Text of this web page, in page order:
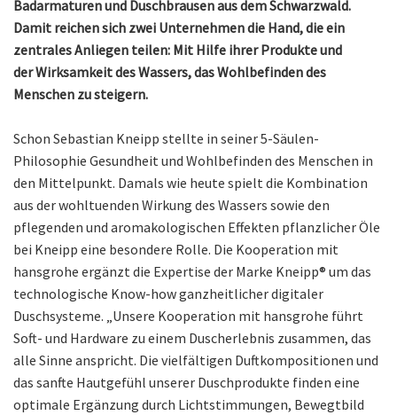
Badarmaturen und Duschbrausen aus dem Schwarzwald.
Damit reichen sich zwei Unternehmen die Hand, die ein
zentrales Anliegen teilen: Mit Hilfe ihrer Produkte und
der Wirksamkeit des Wassers, das Wohlbefinden des
Menschen zu steigern.
Schon Sebastian Kneipp stellte in seiner 5-Säulen-
Philosophie Gesundheit und Wohlbefinden des Menschen in
den Mittelpunkt. Damals wie heute spielt die Kombination
aus der wohltuenden Wirkung des Wassers sowie den
pflegenden und aromakologischen Effekten pflanzlicher Öle
bei Kneipp eine besondere Rolle. Die Kooperation mit
hansgrohe ergänzt die Expertise der Marke Kneipp® um das
technologische Know-how ganzheitlicher digitaler
Duschsysteme. „Unsere Kooperation mit hansgrohe führt
Soft- und Hardware zu einem Duscherlebnis zusammen, das
alle Sinne anspricht. Die vielfältigen Duftkompositionen und
das sanfte Hautgefühl unserer Duschprodukte finden eine
optimale Ergänzung durch Lichtstimmungen, Bewegtbild